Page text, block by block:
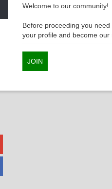
Welcome to our community!
Before proceeding you
your profile and become our
JOIN